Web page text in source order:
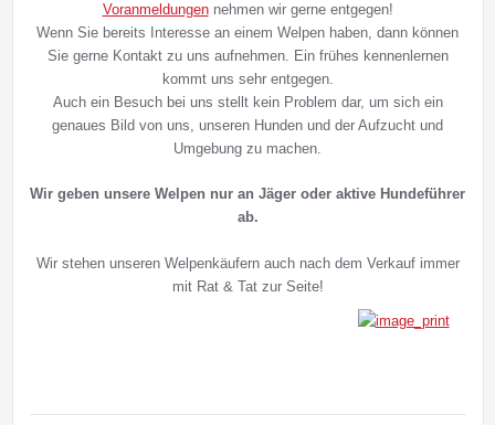
Voranmeldungennehmen wir gerne entgegen!
Wenn Sie bereits Interesse an einem Welpen haben, dann können
Sie gerne Kontakt zu uns aufnehmen. Ein frühes kennenlernen
kommt uns sehr entgegen.
Auch ein Besuch bei uns stellt kein Problem dar, um sich ein
genaues Bild von uns, unseren Hunden und der Aufzucht und
Umgebung zu machen.
Wir geben unsere Welpen nur an Jäger oder aktive Hundeführer
ab.
Wir stehen unseren Welpenkäufern auch nach dem Verkauf immer
mit Rat & Tat zur Seite!